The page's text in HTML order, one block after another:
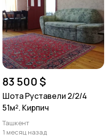
83 500 $
Шота Руставели 2/2/4
51м². Кирпич
Ташкент
1 месяц назад